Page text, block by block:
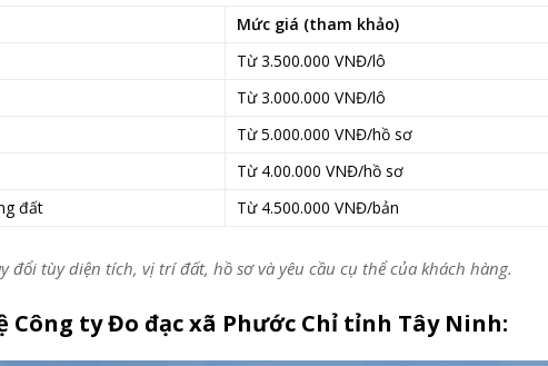
Mức giá (tham khảo)
Từ 3.500.000 VNĐ/lô
Từ 3.000.000 VNĐ/lô
Từ 5.000.000 VNĐ/hồ sơ
Từ 4.00.000 VNĐ/hồ sơ
đất
Từ 4.500.000 VNĐ/bản
đổi tùy diện tích, vị trí đất, hồ sơ và yêu cầu cụ thể của khách hàng.
ty Đo đạc xã Phước Chỉ tỉnh Tây Ninh: